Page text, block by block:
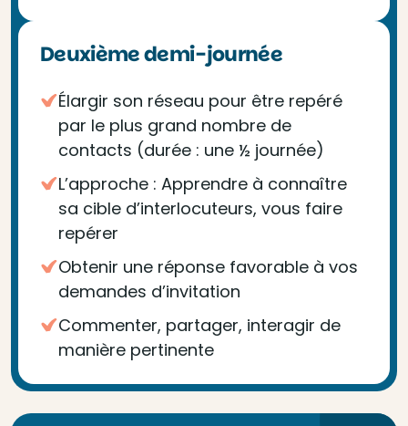
Deuxième demi-journée
Élargir son réseau pour être repéré
par le plus grand nombre de
contacts (durée : une ½ journée)
L’approche : Apprendre à connaître
sa cible d’interlocuteurs, vous faire
repérer
Obtenir une réponse favorable à vos
demandes d’invitation
Commenter, partager, interagir de
manière pertinente